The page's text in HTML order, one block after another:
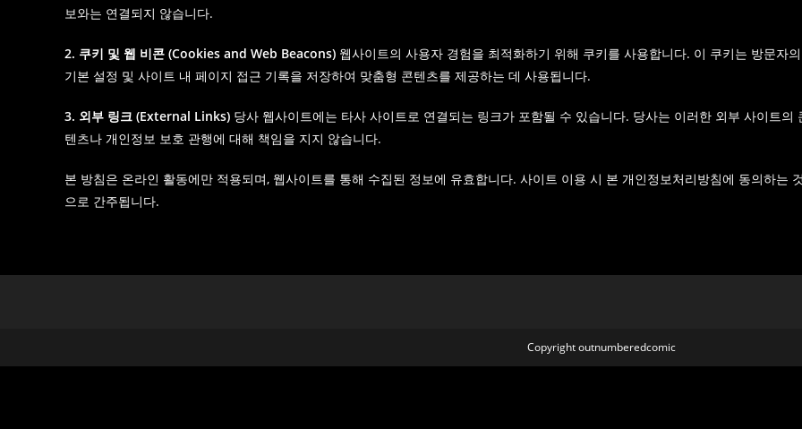
보와는 연결되지 않습니다.
2. 쿠키 및 웹 비콘 (Cookies and Web Beacons) 웹사이트의 사용자 경험을 최적화하기 위해 쿠키를 사용합니다. 이 쿠키는 방문자의
기본 설정 및 사이트 내 페이지 접근 기록을 저장하여 맞춤형 콘텐츠를 제공하는 데 사용됩니다.
3. 외부 링크 (External Links) 당사 웹사이트에는 타사 사이트로 연결되는 링크가 포함될 수 있습니다. 당사는 이러한 외부 사이트의
텐츠나 개인정보 보호 관행에 대해 책임을 지지 않습니다.
본 방침은 온라인 활동에만 적용되며, 웹사이트를 통해 수집된 정보에 유효합니다. 사이트 이용 시 본 개인정보처리방침에 동의하는
으로 간주됩니다.
Copyright outnumberedcomic